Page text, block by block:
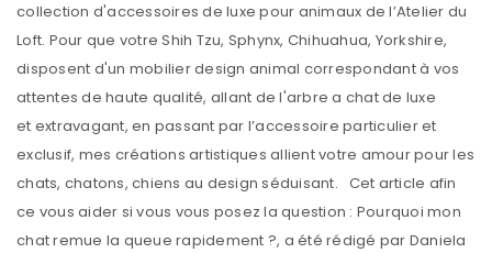
collection d'accessoires de luxe pour animaux de l’Atelier du
Loft. Pour que votre Shih Tzu, Sphynx, Chihuahua, Yorkshire,
disposent d'un mobilier design animal correspondant à vos
attentes de haute qualité, allant de l'arbre a chat de luxe
et extravagant, en passant par l’accessoire particulier et
exclusif, mes créations artistiques allient votre amour pour les
chats, chatons, chiens au design séduisant. Cet article afin
ce vous aider si vous vous posez la question : Pourquoi mon
chat remue la queue rapidement ?, a été rédigé par Daniela